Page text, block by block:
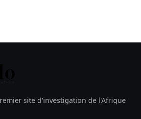
site d'investigation de l'Afrique